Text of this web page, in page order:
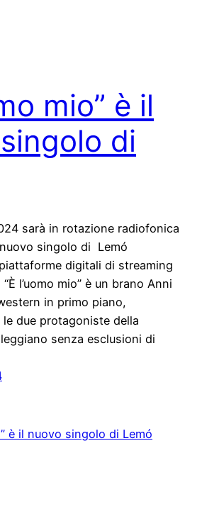
mio” è il
di
sarà in rotazione radiofonica
nuovo singolo di Lemó
digitali di streaming
l’uomo mio” è un brano Anni
in primo piano,
due protagoniste della
senza esclusioni di